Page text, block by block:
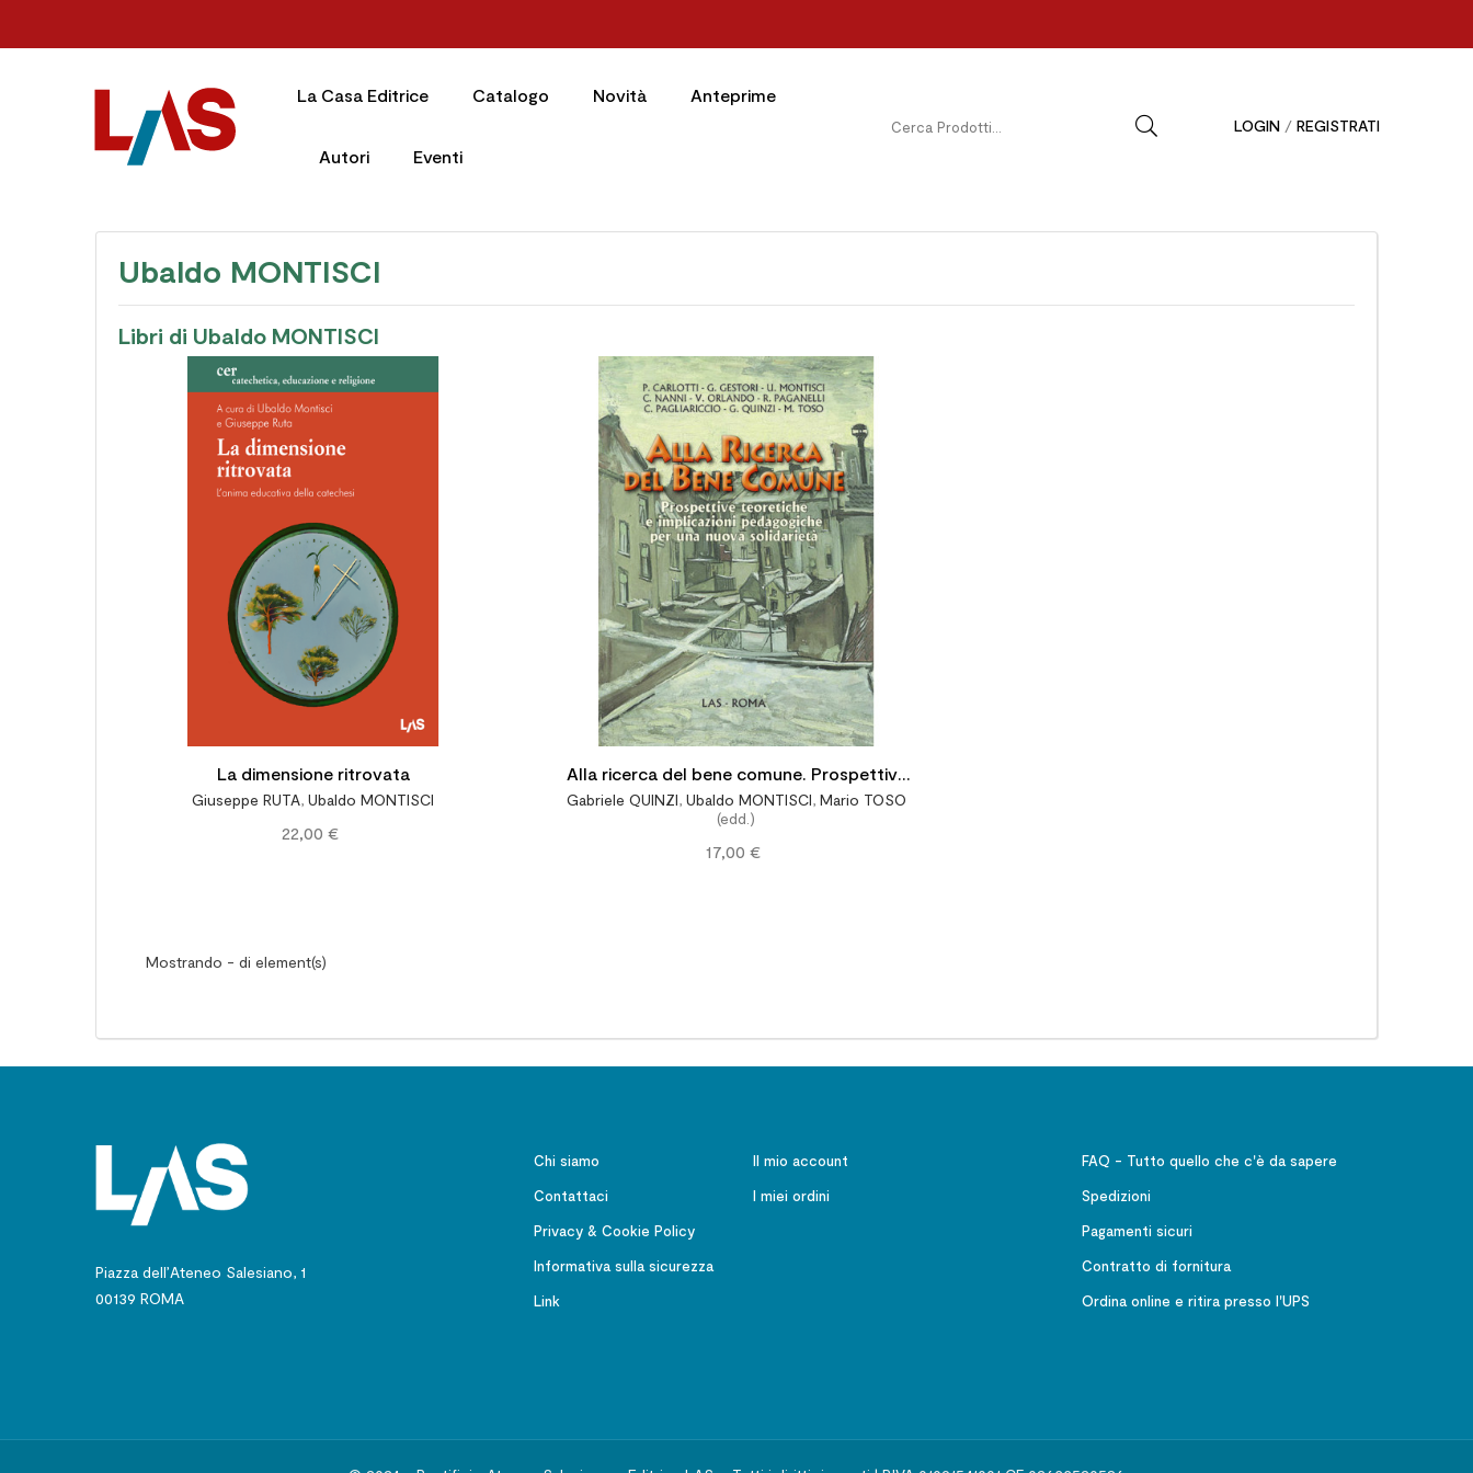
La Casa Editrice Catalogo Novità Anteprime
Autori Eventi
LOGIN / REGISTRATI
Ubaldo MONTISCI
Libri di Ubaldo MONTISCI
La dimensione ritrovata
Giuseppe RUTA,Ubaldo MONTISCI
22,00 €
Alla ricerca del bene comune. Prospettive
teoretiche e implicazioni pedagogiche per
Gabriele QUINZI, Ubaldo MONTISCI, Mario TOSO
(edd.)
17,00 €
Mostrando - di element(s)
Piazza dell’Ateneo Salesiano, 1
00139 ROMA
Chi siamo
Contattaci
Privacy & Cookie Policy
Informativa sulla sicurezza
Link
Il mio account
I miei ordini
FAQ - Tutto quello che c'è da sapere
Spedizioni
Pagamenti sicuri
Contratto di fornitura
Ordina online e ritira presso l'UPS